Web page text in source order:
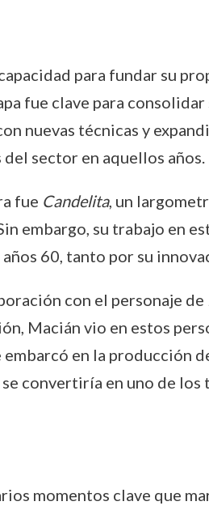
para fundar su
fue clave para
nuevas técnicas y
sector en aquellos años.
fue Candelita, un
embargo, su trabajo en
60, tanto por su
con el personaje de
Macián vio en estos
embarcó en la producción
se convertiría en uno de
momentos clave que